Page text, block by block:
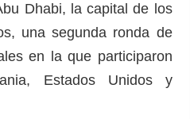
Dhabi, la capital de los
una segunda ronda de
en la que participaron
Estados Unidos y